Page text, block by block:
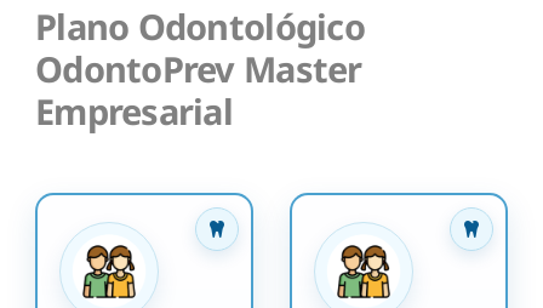
Plano Odontológico
OdontoPrev Master
Empresarial